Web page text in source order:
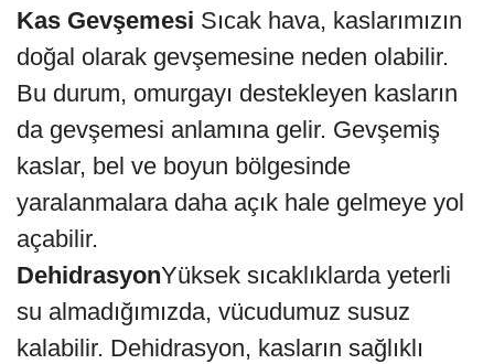
Kas Gevşemesi Sıcak hava, kaslarımızın
doğal olarak gevşemesine neden olabilir.
Bu durum, omurgayı destekleyen kasların
da gevşemesi anlamına gelir. Gevşemiş
kaslar, bel ve boyun bölgesinde
yaralanmalara daha açık hale gelmeye yol
açabilir.
DehidrasyonYüksek sıcaklıklarda yeterli
su almadığımızda, vücudumuz susuz
kalabilir. Dehidrasyon, kasların sağlıklı